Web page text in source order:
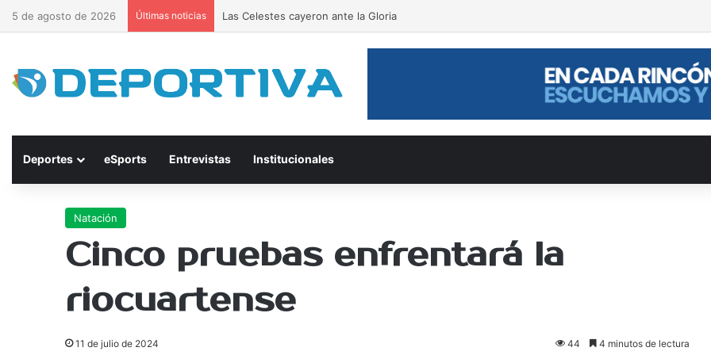
5 de agosto de 2026 Últimas noticias Las Celestes cayeron ante la Gloria
Deportes eSports Entrevistas Institucionales
Natación
Cinco pruebas enfrentará la
riocuartense
11 de julio de 2024 44 4 minutos de lectura